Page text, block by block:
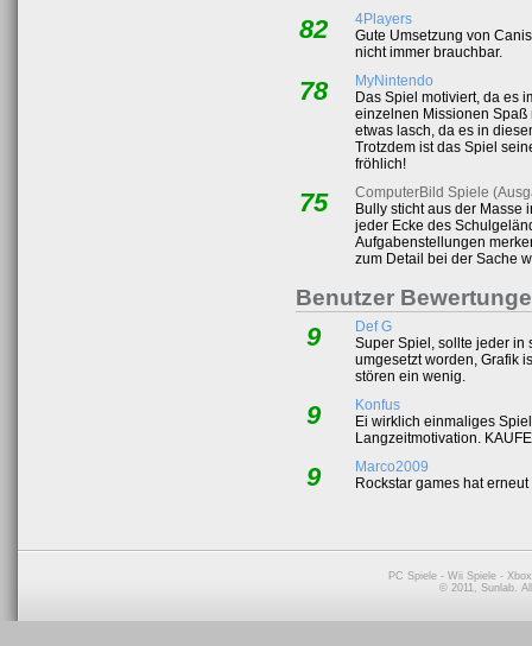
82
4Players
Gute Umsetzung von
nicht immer brauchbar.
78
MyNintendo
Das Spiel motiviert, da es
einzelnen Missionen
etwas lasch, da es in
Trotzdem ist das Spiel
fröhlich!
75
ComputerBild Spiele
Bully sticht aus der Masse
jeder Ecke des
Aufgabenstellungen
zum Detail bei der Sache
Benutzer
9
Def G
Super Spiel, sollte jeder in
umgesetzt worden, Grafik
stören ein wenig.
9
Konfus
Ei wirklich einmaliges
Langzeitmotivation.
9
Marco2009
Rockstar games hat
PC Spiele -Wii Spiele -
© 2011, Sunlab.